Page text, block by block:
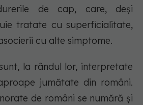
de cap, care, deşi
tratate cu superficialitate,
cu alte simptome.
la rândul lor, interpretate
jumătate din români.
de români se numără şi